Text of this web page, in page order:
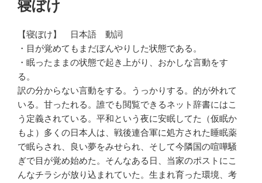
日:
寝ぼけ
【寝ぼけ】 日本語 動詞
・目が覚めてもまだぼんやりした状態である。
・眠ったままの状態で起き上がり、おかしな言動をす
る。
訳の分からない言動をする。うっかりする。的が外れて
いる。甘ったれる。誰でも閲覧できるネット辞書にはこ
う定義されている。平和という夜に安眠してた（仮眠か
もよ）多くの日本人は、戦後連合軍に処方された睡眠薬
で眠らされ、良い夢をみせられ、そして今隣国の喧嘩騒
ぎで目が覚め始めた。そんなある日、当家のポストにこ
んなチラシが放り込まれていた。生まれ育った環境、考